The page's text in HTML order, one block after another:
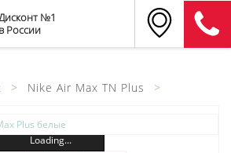
№1
в России
Nike Air Max TN Plus
Loading...